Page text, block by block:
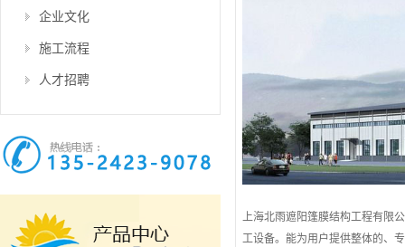
企业文化
施工流程
人才招聘
上海北雨遮阳篷膜结构工程有限
工设备。能为用户提供整体的、